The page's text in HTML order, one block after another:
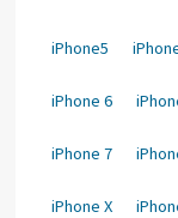
iPhone5
iPhone 6
iPhone 7
iPhone X